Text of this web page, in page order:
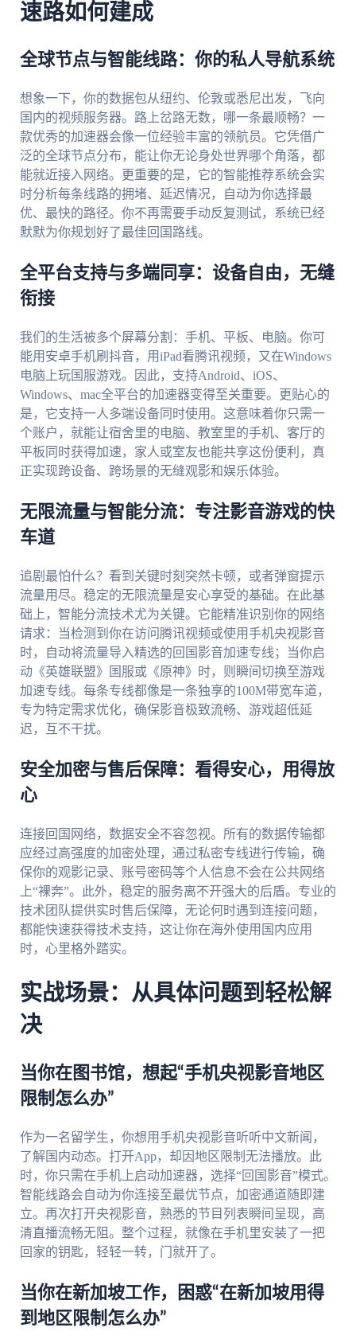
速路如何建成
全球节点与智能线路：你的私人导航系统
想象一下，你的数据包从纽约、伦敦或悉尼出发，飞向
国内的视频服务器。路上岔路无数，哪一条最顺畅？一
款优秀的加速器会像一位经验丰富的领航员。它凭借广
泛的全球节点分布，能让你无论身处世界哪个角落，都
能就近接入网络。更重要的是，它的智能推荐系统会实
时分析每条线路的拥堵、延迟情况，自动为你选择最
优、最快的路径。你不再需要手动反复测试，系统已经
默默为你规划好了最佳回国路线。
全平台支持与多端同享：设备自由，无缝
衔接
我们的生活被多个屏幕分割：手机、平板、电脑。你可
能用安卓手机刷抖音，用iPad看腾讯视频，又在Windows
电脑上玩国服游戏。因此，支持Android、iOS、
Windows、mac全平台的加速器变得至关重要。更贴心的
是，它支持一人多端设备同时使用。这意味着你只需一
个账户，就能让宿舍里的电脑、教室里的手机、客厅的
平板同时获得加速，家人或室友也能共享这份便利，真
正实现跨设备、跨场景的无缝观影和娱乐体验。
无限流量与智能分流：专注影音游戏的快
车道
追剧最怕什么？看到关键时刻突然卡顿，或者弹窗提示
流量用尽。稳定的无限流量是安心享受的基础。在此基
础上，智能分流技术尤为关键。它能精准识别你的网络
请求：当检测到你在访问腾讯视频或使用手机央视影音
时，自动将流量导入精选的回国影音加速专线；当你启
动《英雄联盟》国服或《原神》时，则瞬间切换至游戏
加速专线。每条专线都像是一条独享的100M带宽车道，
专为特定需求优化，确保影音极致流畅、游戏超低延
迟，互不干扰。
安全加密与售后保障：看得安心，用得放
心
连接回国网络，数据安全不容忽视。所有的数据传输都
应经过高强度的加密处理，通过私密专线进行传输，确
保你的观影记录、账号密码等个人信息不会在公共网络
上“裸奔”。此外，稳定的服务离不开强大的后盾。专业的
技术团队提供实时售后保障，无论何时遇到连接问题，
都能快速获得技术支持，这让你在海外使用国内应用
时，心里格外踏实。
实战场景：从具体问题到轻松解
决
当你在图书馆，想起“手机央视影音地区
限制怎么办”
作为一名留学生，你想用手机央视影音听听中文新闻，
了解国内动态。打开App，却因地区限制无法播放。此
时，你只需在手机上启动加速器，选择“回国影音”模式。
智能线路会自动为你连接至最优节点，加密通道随即建
立。再次打开央视影音，熟悉的节目列表瞬间呈现，高
清直播流畅无阻。整个过程，就像在手机里安装了一把
回家的钥匙，轻轻一转，门就开了。
当你在新加坡工作，困惑“在新加坡用得
到地区限制怎么办”